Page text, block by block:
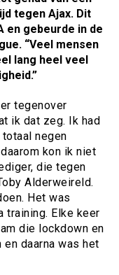
tegen Ajax. Dit
en gebeurde in de
“Veel mensen
lang heel veel
tegenover
ik dat zeg. Ik had
negen
kon ik niet
die tegen
Alderweireld.
Het was
training. Elke keer
die lockdown en
en daarna was het